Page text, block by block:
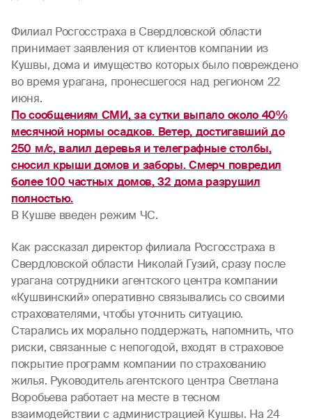
Филиал Росгосстраха в Свердловской области
принимает заявления от клиентов компании из
Кушвы, дома и имущество которых было повреждено
во время урагана, пронесшегося над регионом 22
июня.
По сообщениям СМИ, за сутки выпало около 40%
месячной нормы осадков. Ветер, достигавший до
250 м/с, валил деревья и телеграфные столбы,
сносил крыши домов и заборы. Смерч повредил
более 100 частных домов, 32 дома разрушил
полностью.
В Кушве введен режим ЧС.
Как рассказал директор филиала Росгосстраха в
Свердловской области Николай Гузий, сразу после
урагана сотрудники агентского центра компании
«Кушвинский» оперативно связывались со своими
страхователями, чтобы уточнить ситуацию.
Старались их морально поддержать, напомнить, что
риски, связанные с непогодой, входят в страховое
покрытие программ компании по страхованию
жилья. Руководитель агентского центра Светлана
Воробьева работает на месте в тесном
взаимодействии с администрацией Кушвы. На 24